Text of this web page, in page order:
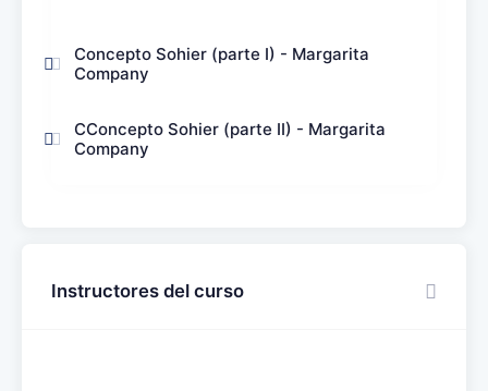
Concepto Sohier (parte I) - Margarita
Company
CConcepto Sohier (parte II) - Margarita
Company
Instructores del curso